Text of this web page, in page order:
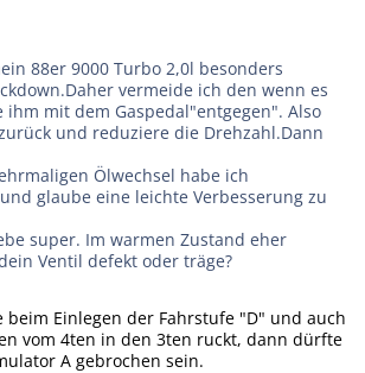
88er 9000 Turbo 2,0l besonders
vermeide ich den wenn es
ihm mit dem Gaspedal"entgegen". Also
und reduziere die Drehzahl.Dann
Ölwechsel habe ich
glaube eine leichte Verbesserung zu
super. Im warmen Zustand eher
Ventil defekt oder träge?
beim Einlegen der Fahrstufe "D" und auch
vom 4ten in den 3ten ruckt, dann dürfte
A gebrochen sein.